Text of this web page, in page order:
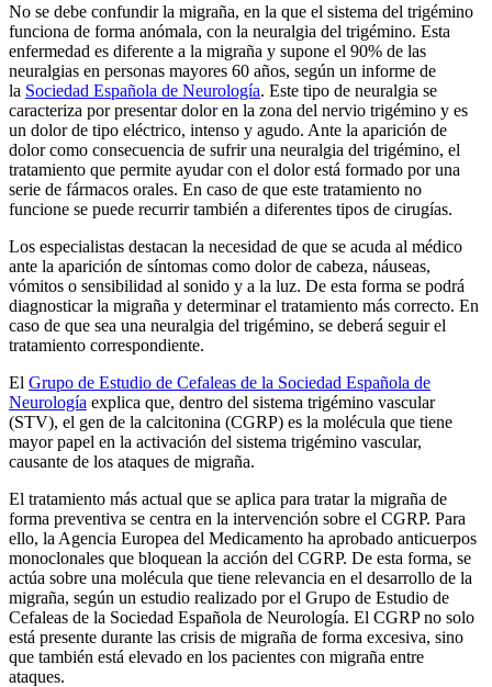
No se debe confundir la migraña, en la que el sistema del trigémino
funciona de forma anómala, con la neuralgia del trigémino. Esta
enfermedad es diferente a la migraña y supone el 90% de las
neuralgias en personas mayores 60 años, según un informe de
la Sociedad Española de Neurología. Este tipo de neuralgia se
caracteriza por presentar dolor en la zona del nervio trigémino y es
un dolor de tipo eléctrico, intenso y agudo. Ante la aparición de
dolor como consecuencia de sufrir una neuralgia del trigémino, el
tratamiento que permite ayudar con el dolor está formado por una
serie de fármacos orales. En caso de que este tratamiento no
funcione se puede recurrir también a diferentes tipos de cirugías.
Los especialistas destacan la necesidad de que se acuda al médico
ante la aparición de síntomas como dolor de cabeza, náuseas,
vómitos o sensibilidad al sonido y a la luz. De esta forma se podrá
diagnosticar la migraña y determinar el tratamiento más correcto. En
caso de que sea una neuralgia del trigémino, se deberá seguir el
tratamiento correspondiente.
El Grupo de Estudio de Cefaleas de la Sociedad Española de
Neurología explica que, dentro del sistema trigémino vascular
(STV), el gen de la calcitonina (CGRP) es la molécula que tiene
mayor papel en la activación del sistema trigémino vascular,
causante de los ataques de migraña.
El tratamiento más actual que se aplica para tratar la migraña de
forma preventiva se centra en la intervención sobre el CGRP. Para
ello, la Agencia Europea del Medicamento ha aprobado anticuerpos
monoclonales que bloquean la acción del CGRP. De esta forma, se
actúa sobre una molécula que tiene relevancia en el desarrollo de la
migraña, según un estudio realizado por el Grupo de Estudio de
Cefaleas de la Sociedad Española de Neurología. El CGRP no solo
está presente durante las crisis de migraña de forma excesiva, sino
que también está elevado en los pacientes con migraña entre
ataques.